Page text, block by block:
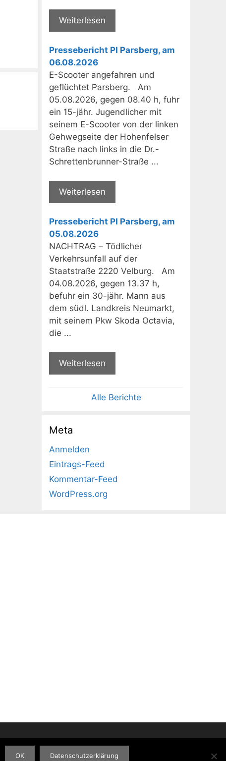
Weiterlesen
Pressebericht PI Parsberg, am
06.08.2026
E-Scooter angefahren und
geflüchtet Parsberg. Am
05.08.2026, gegen 08.40 h, fuhr
ein 15-jähr. Jugendlicher mit
seinem E-Scooter von der linken
Gehwegseite der Hohenfelser
Straße nach links in die Dr.-
Schrettenbrunner-Straße ...
Weiterlesen
Pressebericht PI Parsberg, am
05.08.2026
NACHTRAG – Tödlicher
Verkehrsunfall auf der
Staatstraße 2220 Velburg. Am
04.08.2026, gegen 13.37 h,
befuhr ein 30-jähr. Mann aus
dem südl. Landkreis Neumarkt,
mit seinem Pkw Skoda Octavia,
die ...
Weiterlesen
Alle Berichte
Meta
Anmelden
Eintrags-Feed
Kommentar-Feed
WordPress.org
OK Datenschutzerklärung